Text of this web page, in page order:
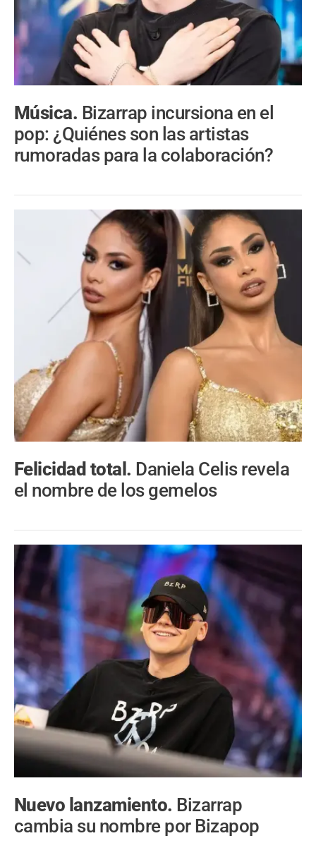
Música. Bizarrap incursiona en el
pop: ¿Quiénes son las artistas
rumoradas para la colaboración?
Felicidad total. Daniela Celis revela
el nombre de los gemelos
Nuevo lanzamiento. Bizarrap
cambia su nombre por Bizapop